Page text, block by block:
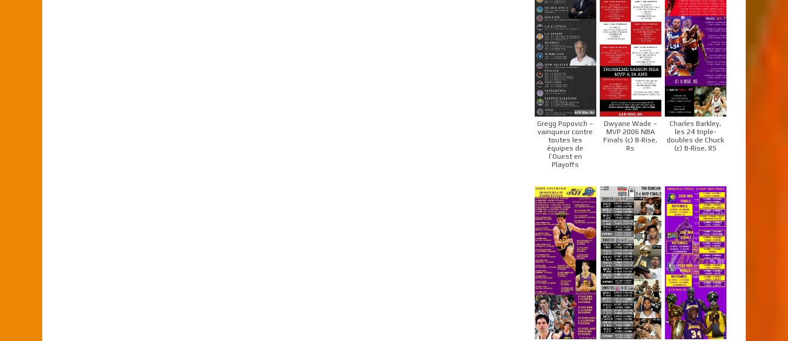
Gregg Popovich –
vainqueur contre
toutes les
équipes de
l’Ouest en
Playoffs
Dwyane Wade –
MVP 2006 NBA
Finals (c) B-Rise,
Rs
Charles Barkley,
les 24 triple-
doubles de Chuck
(c) B-Rise, RS